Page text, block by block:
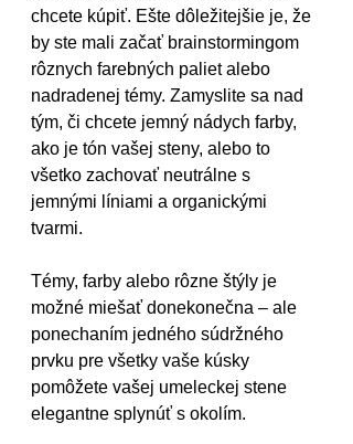
chcete kúpiť. Ešte dôležitejšie je, že
by ste mali začať brainstormingom
rôznych farebných paliet alebo
nadradenej témy. Zamyslite sa nad
tým, či chcete jemný nádych farby,
ako je tón vašej steny, alebo to
všetko zachovať neutrálne s
jemnými líniami a organickými
tvarmi.
Témy, farby alebo rôzne štýly je
možné miešať donekonečna – ale
ponechaním jedného súdržného
prvku pre všetky vaše kúsky
pomôžete vašej umeleckej stene
elegantne splynúť s okolím.